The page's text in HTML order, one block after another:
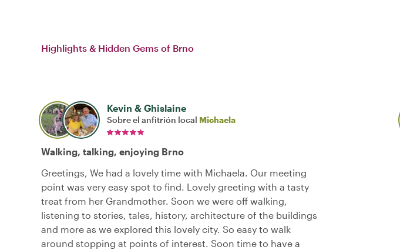
Highlights & Hidden Gems of Brno
Kevin & Ghislaine
Sobre el anfitrión local Michaela
Walking, talking, enjoying Brno
Greetings, We had a lovely time with Michaela. Our meeting
point was very easy spot to find. Lovely greeting with a tasty
treat from her Grandmother. Soon we were off walking,
listening to stories, tales, history, architecture of the buildings
and more as we explored this lovely city. So easy to walk
around stopping at points of interest. Soon time to have a